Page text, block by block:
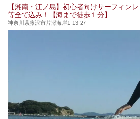
今回は日帰り温泉としての「絶
（以下、龍宮殿本館）」と、旅
蛸川温泉 龍宮殿（以下、龍宮殿
りお伝えします！
ここは箱根神社、九頭龍神社、
4つの神社に囲まれたパワース
提供元：株式会社西武・プリン
この記事は箱根 芦ノ湖畔蛸川
【湘南・江ノ島】初心者向けサーフィン
等全て込み！【海まで徒歩１分】
神奈川県藤沢市片瀬海岸1-13-27